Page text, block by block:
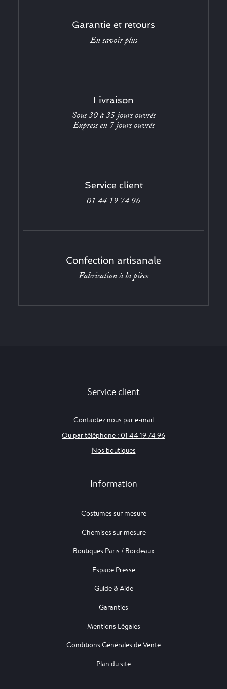
Garantie et retours
En savoir plus
Livraison
Sous 30 à 35 jours ouvrés
Express en 7 jours ouvrés
Service client
01 44 19 74 96
Confection artisanale
Fabrication à la pièce
Service client
Contactez nous par e-mail
Ou par téléphone : 01 44 19 74 96
Nos boutiques
Information
Costumes sur mesure
Chemises sur mesure
Boutiques Paris / Bordeaux
Espace Presse
Guide & Aide
Garanties
Mentions Légales
Conditions Générales de Vente
Plan du site